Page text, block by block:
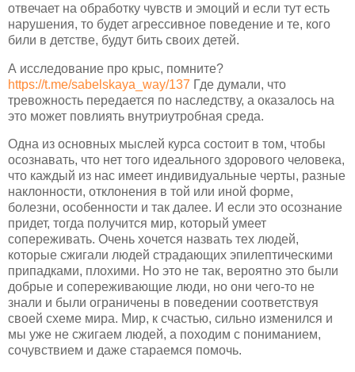
отвечает на обработку чувств и эмоций и если тут есть
нарушения, то будет агрессивное поведение и те, кого
били в детстве, будут бить своих детей.
А исследование про крыс, помните?
https://t.me/sabelskaya_way/137 Где думали, что
тревожность передается по наследству, а оказалось на
это может повлиять внутриутробная среда.
Одна из основных мыслей курса состоит в том, чтобы
осознавать, что нет того идеального здорового человека,
что каждый из нас имеет индивидуальные черты, разные
наклонности, отклонения в той или иной форме,
болезни, особенности и так далее. И если это осознание
придет, тогда получится мир, который умеет
сопереживать. Очень хочется назвать тех людей,
которые сжигали людей страдающих эпилептическими
припадками, плохими. Но это не так, вероятно это были
добрые и сопереживающие люди, но они чего-то не
знали и были ограничены в поведении соответствуя
своей схеме мира. Мир, к счастью, сильно изменился и
мы уже не сжигаем людей, а походим с пониманием,
сочувствием и даже стараемся помочь.